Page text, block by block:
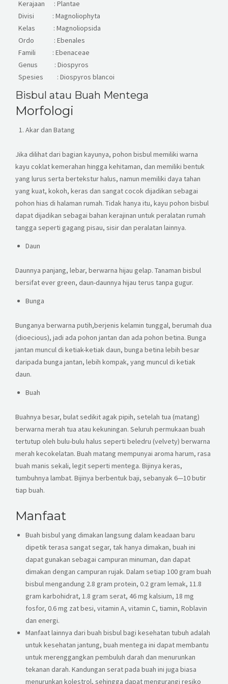
Kerajaan : Plantae
Divisi : Magnoliophyta
Kelas : Magnoliopsida
Ordo : Ebenales
Famili : Ebenaceae
Genus : Diospyros
Spesies : Diospyros blancoi
Bisbul atau Buah Mentega
Morfologi
Akar dan Batang
Jika dilihat dari bagian kayunya, pohon bisbul memiliki warna
kayu coklat kemerahan hingga kehitaman, dan memiliki bentuk
yang lurus serta bertekstur halus, namun memiliki daya tahan
yang kuat, kokoh, keras dan sangat cocok dijadikan sebagai
pohon hias di halaman rumah. Tidak hanya itu, kayu pohon bisbul
dapat dijadikan sebagai bahan kerajinan untuk peralatan rumah
tangga seperti gagang pisau, sisir dan peralatan lainnya.
Daun
Daunnya panjang, lebar, berwarna hijau gelap. Tanaman bisbul
bersifat ever green, daun-daunnya hijau terus tanpa gugur.
Bunga
Bunganya berwarna putih,berjenis kelamin tunggal, berumah dua
(dioecious), jadi ada pohon jantan dan ada pohon betina. Bunga
jantan muncul di ketiak-ketiak daun, bunga betina lebih besar
daripada bunga jantan, lebih kompak, yang muncul di ketiak
daun.
Buah
Buahnya besar, bulat sedikit agak pipih, setelah tua (matang)
berwarna merah tua atau kekuningan. Seluruh permukaan buah
tertutup oleh bulu-bulu halus seperti beledru (velvety) berwarna
merah kecokelatan. Buah matang mempunyai aroma harum, rasa
buah manis sekali, legit seperti mentega. Bijinya keras,
tumbuhnya lambat. Bijinya berbentuk baji, sebanyak 6—10 butir
tiap buah.
Manfaat
Buah bisbul yang dimakan langsung dalam keadaan baru
dipetik terasa sangat segar, tak hanya dimakan, buah ini
dapat gunakan sebagai campuran minuman, dan dapat
dimakan dengan campuran rujak. Dalam setiap 100 gram buah
bisbul mengandung 2.8 gram protein, 0.2 gram lemak, 11.8
gram karbohidrat, 1.8 gram serat, 46 mg kalsium, 18 mg
fosfor, 0.6 mg zat besi, vitamin A, vitamin C, tiamin, Roblavin
dan energi.
Manfaat lainnya dari buah bisbul bagi kesehatan tubuh adalah
untuk kesehatan jantung, buah mentega ini dapat membantu
untuk merenggangkan pembuluh darah dan menurunkan
tekanan darah. Kandungan serat pada buah ini juga biasa
menurunkan kolestrol, sehingga dapat mengurangi resiko